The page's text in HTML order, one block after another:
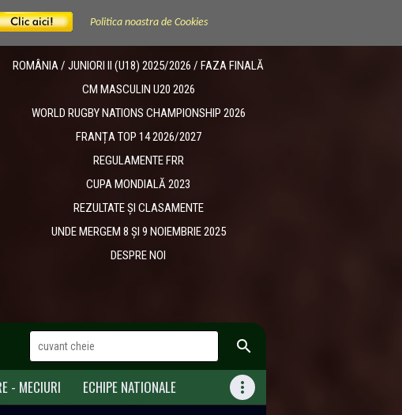
Politica noastra de Cookies
ROMÂNIA / JUNIORI II (U18) 2025/2026 / FAZA FINALĂ
CM MASCULIN U20 2026
WORLD RUGBY NATIONS CHAMPIONSHIP 2026
FRANȚA TOP 14 2026/2027
REGULAMENTE FRR
CUPA MONDIALĂ 2023
REZULTATE ȘI CLASAMENTE
UNDE MERGEM 8 ȘI 9 NOIEMBRIE 2025
DESPRE NOI

- MECIURI ECHIPE NATIONALE 